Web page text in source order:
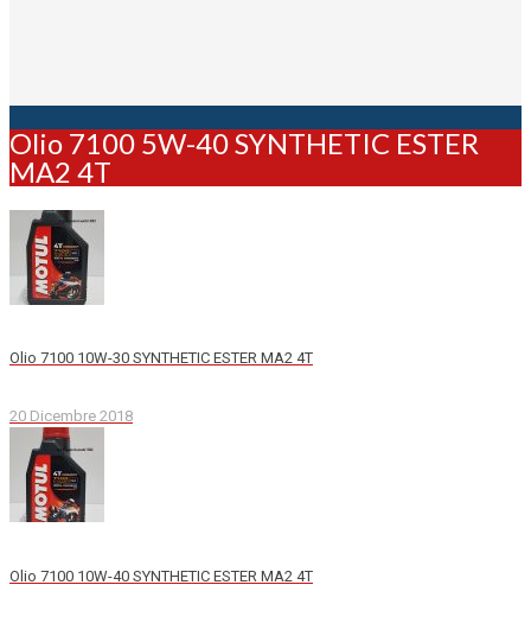
Olio 7100 5W-40 SYNTHETIC ESTER
MA2 4T
Olio 7100 10W-30 SYNTHETIC ESTER MA2 4T
20 Dicembre 2018
Olio 7100 10W-40 SYNTHETIC ESTER MA2 4T